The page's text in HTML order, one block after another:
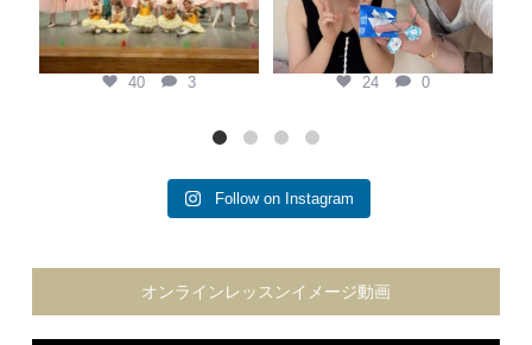
40 3
40 3
7月 6
24 0
24 0
Follow on Instagram
オンラインレッスンイメージ動画